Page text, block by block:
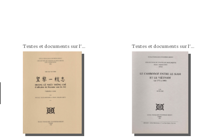
Textes et documents sur l'Indochine Textes et documents sur l'Indochine